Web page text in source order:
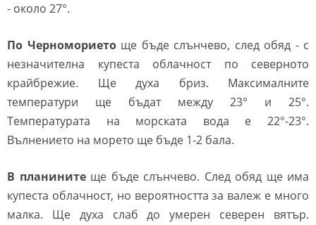
- около 27°.
По Черномориетоще бъде слънчево, след обяд - с
незначителна купеста облачност по северното
крайбрежие. Ще духа бриз. Максималните
температури ще бъдат между 23° и 25°.
Температурата на морската вода е 22°-23°.
Вълнението на морето ще бъде 1-2 бала.
В планините ще бъде слънчево. След обяд ще има
купеста облачност, но вероятността за валеж е много
малка. Ще духа слаб до умерен северен вятър.